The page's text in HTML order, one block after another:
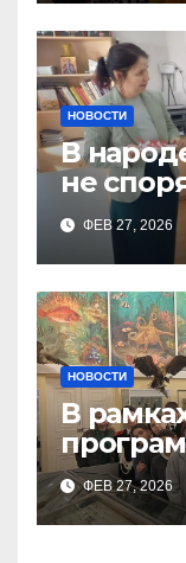
НОВОСТИ
В
не спорят!»
ФЕВ 27, 2026
НОВОСТИ
В
9а,8,9б
ФЕВ 27, 2026